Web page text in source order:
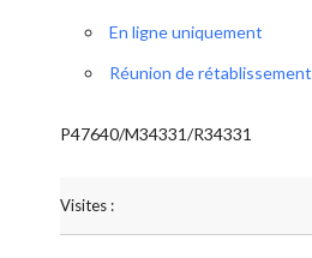
En ligne uniquement
Réunion de rétablissement
P47640/M34331/R34331
Visites :